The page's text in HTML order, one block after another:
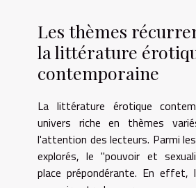
Les thèmes
la littérature
contemporaine
La littérature érotique
univers riche en thèmes
l'attention des lecteurs. Parmi
explorés, le "pouvoir et
place prépondérante. En effet,